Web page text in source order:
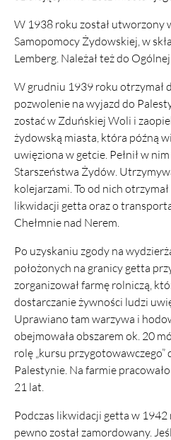
W 1938 roku został
Samopomocy Żydowskiej, w
Lemberg. Należał też do
W grudniu 1939 roku otrzymał
pozwolenie na wyjazd do
zostać w Zduńskiej Woli i
żydowską miasta, która późną
uwięziona w getcie. Pełnił w
Starszeństwa Żydów.
kolejarzami. To od nich
likwidacji getta oraz o
Chełmnie nad Nerem.
Po uzyskaniu zgody na
położonych na granicy getta
zorganizował farmę rolniczą,
dostarczanie żywności ludzi
Uprawiano tam warzywa i
obejmowała obszarem ok. 20
rolę „kursu przygotowawczego”
Palestynie. Na farmie
21 lat.
Podczas likwidacji getta w 1942
pewno został zamordowany.